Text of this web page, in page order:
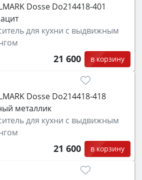
Dosse Do214418-401
для кухни с выдвижным
21 600 в корзину
Dosse Do214418-418
металлик
для кухни с выдвижным
21 600 в корзину